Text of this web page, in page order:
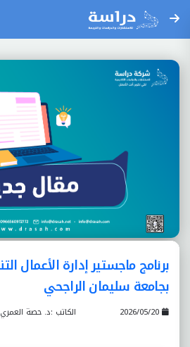
بجامعة سليمان الراجحي
الكاتب :د. حصة العمري